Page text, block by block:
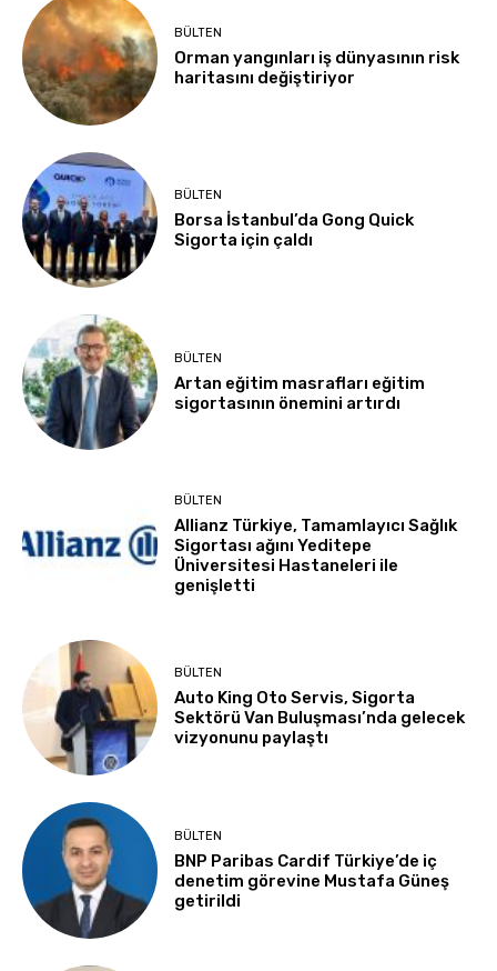
BÜLTEN
Orman yangınları iş dünyasının risk
haritasını değiştiriyor
BÜLTEN
Borsa İstanbul’da Gong Quick
Sigorta için çaldı
BÜLTEN
Artan eğitim masrafları eğitim
sigortasının önemini artırdı
BÜLTEN
Allianz Türkiye, Tamamlayıcı Sağlık
Sigortası ağını Yeditepe
Üniversitesi Hastaneleri ile
genişletti
BÜLTEN
Auto King Oto Servis, Sigorta
Sektörü Van Buluşması’nda gelecek
vizyonunu paylaştı
BÜLTEN
BNP Paribas Cardif Türkiye’de iç
denetim görevine Mustafa Güneş
getirildi